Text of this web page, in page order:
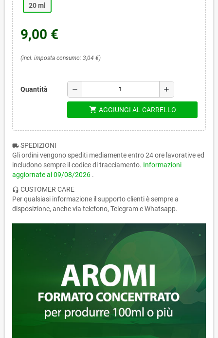
20 ml
9,00 €
(incl. imposta consumo: 3,04 €)
Quantità remove add
shopping_cart AGGIUNGI AL CARRELLO
local_shipping SPEDIZIONI
Gli ordini vengono spediti mediamente entro 24 ore lavorative ed
includono sempre il codice di tracciamento. Informazioni
aggiornate al 09/08/2026 .
headset_mic CUSTOMER CARE
Per qualsiasi informazione il supporto clienti è sempre a
disposizione, anche via telefono, Telegram e Whatsapp.